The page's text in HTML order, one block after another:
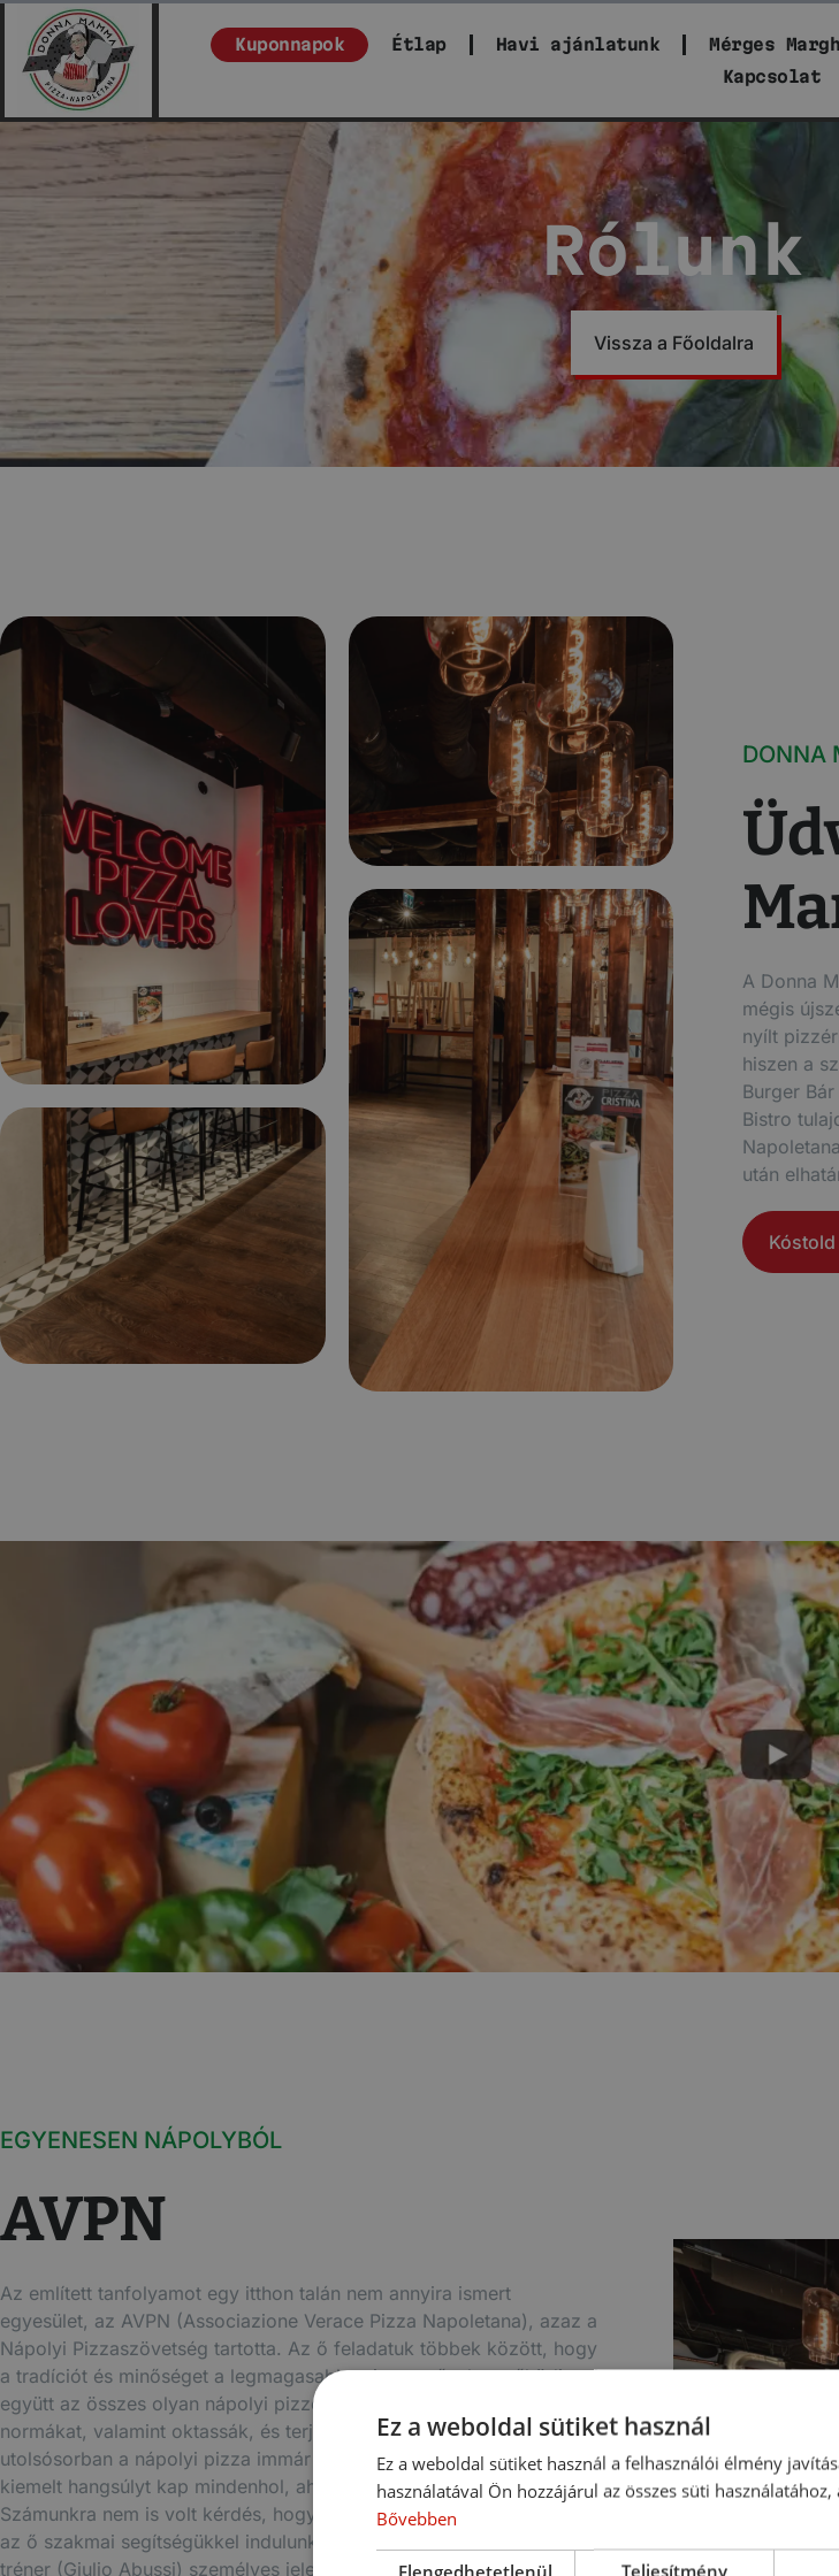
Kuponnapok Étlap Havi ajánlatunk Mérges
Kapcsolat
Rólunk
Vissza a Főoldalra
DONNA
A Donna
mégis
nyílt
hiszen a
Burger
Bistro
után
EGYENESEN NÁPOLYBÓL
AVPN
Az említett tanfolyamot egy itthon talán nem annyira ismert
egyesület, az AVPN (Associazione Verace Pizza Napoletana), azaz a
Nápolyi Pizzaszövetség tartotta. Az ő feladatuk többek között, hogy
a tradíciót és minőséget a legmagasabb szinten művelve működjenek
együtt az összes olyan nápolyi pizzériával, akik vállalják ezeket a
normákat, valamint oktassák, és terjesszék a tudást. Nem
utolsósorban a nápolyi pizza immár a világörökség része, így főként
kiemelt hangsúlyt kap mindenhol, ahol kapni ezt a fantasztikus ételt.
Számunkra nem is volt kérdés, hogy a szövetséggel együttműködve,
az ő szakmai segítségükkel indulunk, ami például egy olyan kiváló
tréner (Giulio Abussi) személyes jelenlétét is jelenti, aki ott volt
Ez a weboldal sütiket használ
Ez a weboldal sütiket használ a felhasználói élmény
használatával Ön hozzájárul az összes süti
Bővebben
Elengedhetetlenül
Teljesítmény